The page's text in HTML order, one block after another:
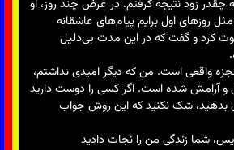
چقدر زود نتیجه گرفتم. در عرض چند روز، او
مثل روزهای اول برایم پیام‌های عاشقانه
کرد و گفت که در این مدت بی‌دلیل
واقعی است. من که دیگر امیدی نداشتم،
و آرامش شده است. اگر کسی را دوست دارید
بدهید، شک نکنید که این روش جواب
شما زندگی من را نجات دادید